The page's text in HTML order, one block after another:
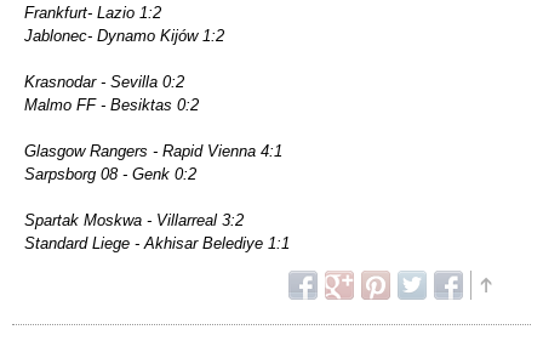
Frankfurt- Lazio 1:2
Jablonec- Dynamo Kijów 1:2
Krasnodar - Sevilla 0:2
Malmo FF - Besiktas 0:2
Glasgow Rangers - Rapid Vienna 4:1
Sarpsborg 08 - Genk 0:2
Spartak Moskwa - Villarreal 3:2
Standard Liege - Akhisar Belediye 1:1